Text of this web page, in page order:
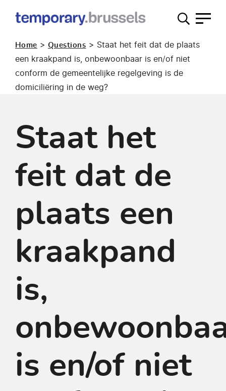
tijdelijk
Home > Questions > Staat het feit dat de plaats
een kraakpand is, onbewoonbaar is en/of niet
conform de gemeentelijke regelgeving is de
domiciliëring in de weg?
Staat het
feit dat de
plaats een
kraakpand
is,
is en/of niet